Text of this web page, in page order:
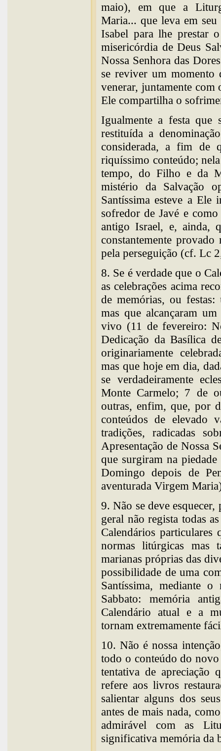
maio), em que a
Maria... que leva em
Isabel para lhe prestar
misericórdia de Deus
Nossa Senhora das
se reviver um momento
venerar, juntamente
Ele compartilha o
Igualmente a festa
restituída a
considerada, a fim de
riquíssimo conteúdo;
tempo, do Filho e da
mistério da Salvação
Santíssima esteve a Ele
sofredor de Javé e
antigo Israel, e, ainda,
constantemente
pela perseguição (cf. Lc
8. Se é verdade que o
as celebrações acima
de memórias, ou
mas que alcançaram
vivo (11 de fevereiro:
Dedicação da Basílica
originariamente
mas que hoje em dia,
se verdadeiramente
Monte Carmelo; 7 de
outras, enfim, que, por
conteúdos de elevado
tradições, radicadas
Apresentação de Nossa
que surgiram na
Domingo depois de
aventurada Virgem
9. Não se deve
geral não regista todas
Calendários particulares
normas litúrgicas mas
marianas próprias das
possibilidade de uma
Santíssima, mediante
Sabbato: memória
Calendário atual e a
tornam extremamente
10. Não é nossa
todo o conteúdo do
tentativa de apreciação
refere aos livros
salientar alguns dos
antes de mais nada,
admirável com as
significativa memória da